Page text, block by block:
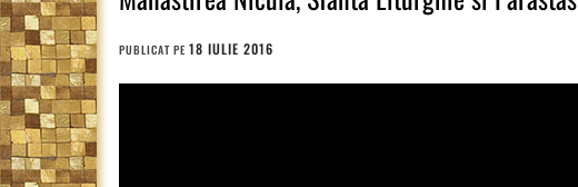
PUBLICAT PE 18 IULIE 2016